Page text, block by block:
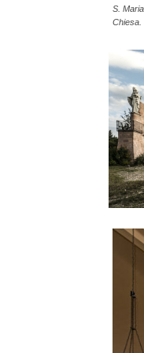
S.
Chiesa.